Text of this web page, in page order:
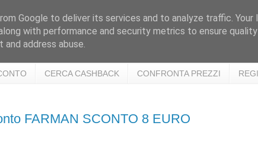
CERCA CASHBACK CONFRONTA PREZZI
FARMAN SCONTO 8 EURO
Google to deliver its services and to analyze traffic. Your
with performance and security metrics to ensure
address abuse.